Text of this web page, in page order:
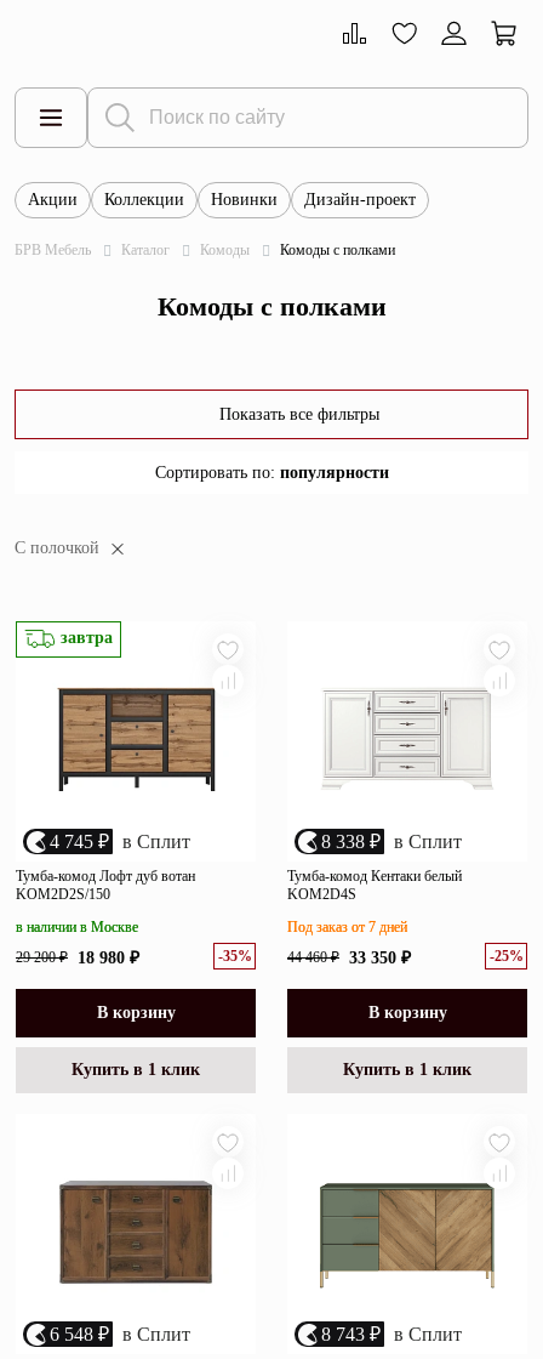
Все товары
Тумбы
Полки
Прихожие
Освещение
Декор
О нас
Наши салоны
Покупателям
Дизайнерам и архитекторам
Акции Коллекции Новинки Дизайн-проект
БРВ Мебель Каталог Комоды Комоды с полками
Комоды с полками
Показать все фильтры
Сортировать по: популярности
С полочкой
завтра
4 745 ₽ в Сплит
Тумба-комод Лофт дуб вотан
KOM2D2S/150
29 200 ₽ 18 980 ₽ -35%
в наличии в Москве
В корзину
Купить в 1 клик
8 338 ₽ в Сплит
Тумба-комод Кентаки белый
KOM2D4S
44 460 ₽ 33 350 ₽ -25%
Под заказ от 7 дней
В корзину
Купить в 1 клик
6 548 ₽ в Сплит 8 743 ₽ в Сплит